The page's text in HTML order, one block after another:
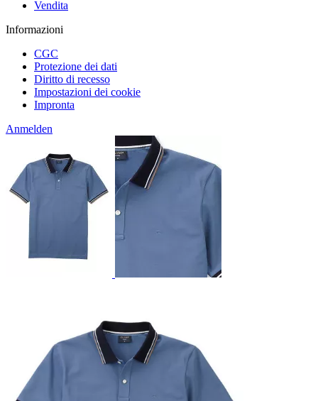
Vendita
Informazioni
CGC
Protezione dei dati
Diritto di recesso
Impostazioni dei cookie
Impronta
Anmelden